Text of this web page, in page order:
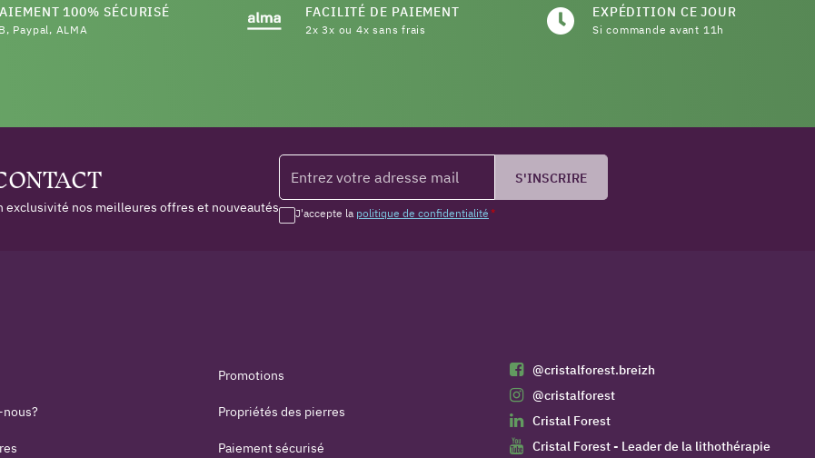
100% SÉCURISÉ
Paypal, ALMA
FACILITÉ DE PAIEMENT
2x 3x ou 4x sans frais
EXPÉDITION CE JOUR
Si commande avant 11h
exclusivité nos meilleures offres et nouveautés J'accepte la politique de confidentialité *
S'INSCRIRE
Promotions
Propriétés des pierres
Paiement sécurisé
@cristalforest.breizh
@cristalforest
Cristal Forest
Cristal Forest - Leader de la lithothérapie